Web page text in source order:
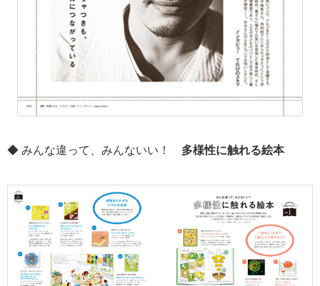
◆ みんな違って、みんないい！ 多様性に触れる絵本